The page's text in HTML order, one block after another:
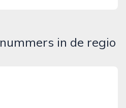
in de regio